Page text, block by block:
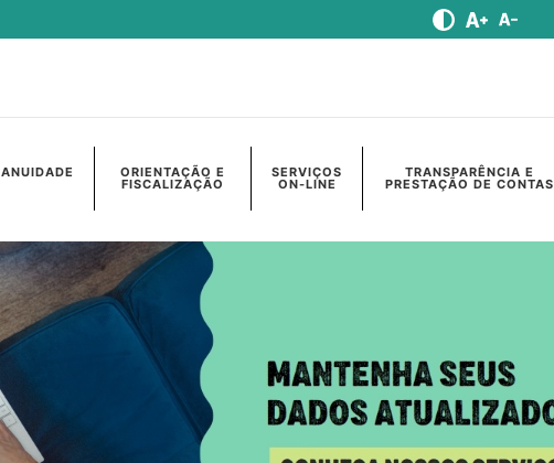
ANUIDADE ORIENTAÇÃO E
FISCALIZAÇÃO
SERVIÇOS
ON-LINE
TRANSPARÊNCIA E
PRESTAÇÃO DE CONTAS